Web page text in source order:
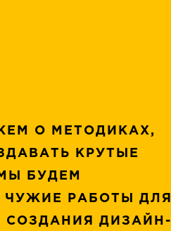
О МЕТОДИКАХ,
КРУТЫЕ
БУДЕМ
ЧУЖИЕ РАБОТЫ ДЛЯ
ДИЗАЙН-